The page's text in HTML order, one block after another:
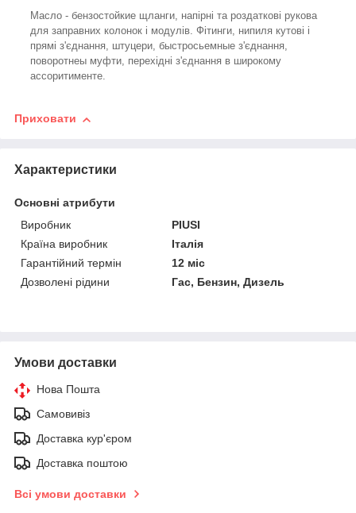
Масло - бензостойкие щланги, напірні та роздаткові рукова
для заправних колонок і модулів. Фітинги, нипиля кутові і
прямі з'єднання, штуцери, быстросьемные з'єднання,
поворотнеы муфти, перехідні з'єднання в широкому
ассоритименте.
Приховати
Характеристики
Основні атрибути
Виробник
PIUSI
Країна виробник
Італія
Гарантійний термін
12 міс
Дозволені рідини
Гас, Бензин, Дизель
Умови доставки
Нова Пошта
Самовивіз
Доставка кур'єром
Доставка поштою
Всі умови доставки